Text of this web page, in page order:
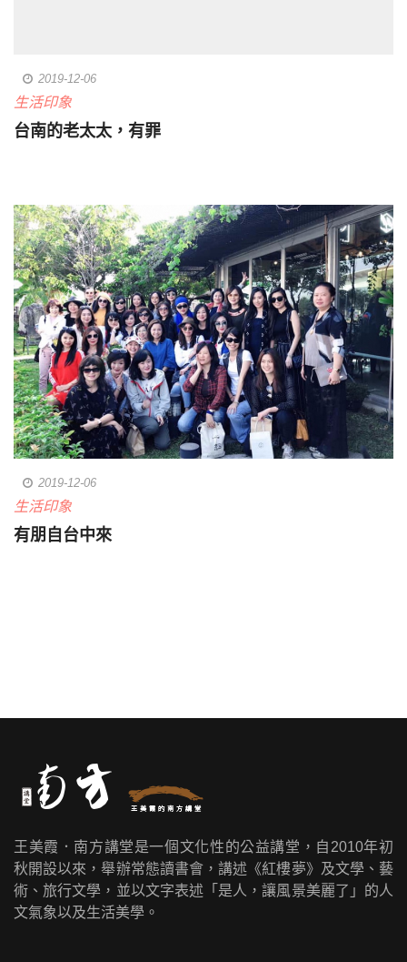
2019-12-06
生活印象
台南的老太太，有罪
2019-12-06
生活印象
有朋自台中來
王美霞．南方講堂是一個文化性的公益講堂，自2010年初
秋開設以來，舉辦常態讀書會，講述《紅樓夢》及文學、藝
術、旅行文學，並以文字表述「是人，讓風景美麗了」的人
文氣象以及生活美學。